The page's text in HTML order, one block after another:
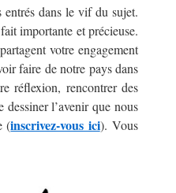
entrés dans le vif du sujet.
importante et précieuse.
votre engagement
faire de notre pays dans
réflexion, rencontrer des
dessiner l’avenir que nous
(inscrivez-vous ici). Vous